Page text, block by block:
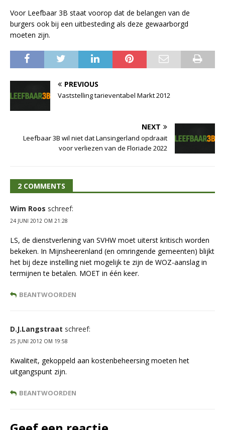
Voor Leefbaar 3B staat voorop dat de belangen van de
burgers ook bij een uitbesteding als deze gewaarborgd
moeten zijn.
PREVIOUS
Vaststelling tarieventabel Markt 2012
NEXT
Leefbaar 3B wil niet dat Lansingerland opdraait
voor verliezen van de Floriade 2022
2 COMMENTS
Wim Roos schreef:
24 JUNI 2012 OM 21:28
LS, de dienstverlening van SVHW moet uiterst kritisch worden
bekeken. In Mijnsheerenland (en omringende gemeenten) blijkt
het bij deze instelling niet mogelijk te zijn de WOZ-aanslag in
termijnen te betalen. MOET in één keer.
BEANTWOORDEN
D.J.Langstraat schreef:
25 JUNI 2012 OM 19:58
Kwaliteit, gekoppeld aan kostenbeheersing moeten het
uitgangspunt zijn.
BEANTWOORDEN